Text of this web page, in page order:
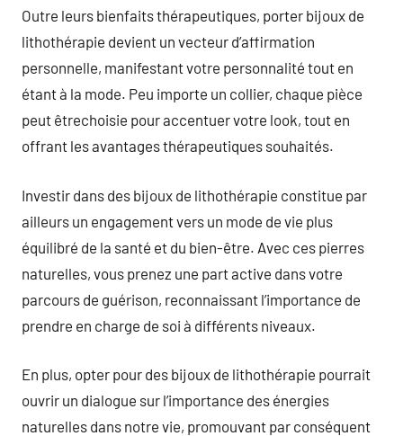
Outre leurs bienfaits thérapeutiques, porter bijoux de
lithothérapie devient un vecteur d’affirmation
personnelle, manifestant votre personnalité tout en
étant à la mode. Peu importe un collier, chaque pièce
peut êtrechoisie pour accentuer votre look, tout en
offrant les avantages thérapeutiques souhaités.
Investir dans des bijoux de lithothérapie constitue par
ailleurs un engagement vers un mode de vie plus
équilibré de la santé et du bien-être. Avec ces pierres
naturelles, vous prenez une part active dans votre
parcours de guérison, reconnaissant l’importance de
prendre en charge de soi à différents niveaux.
En plus, opter pour des bijoux de lithothérapie pourrait
ouvrir un dialogue sur l’importance des énergies
naturelles dans notre vie, promouvant par conséquent